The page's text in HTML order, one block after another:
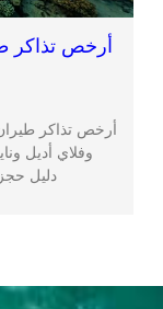
وفلاي أديل
دليل حجز ذكي